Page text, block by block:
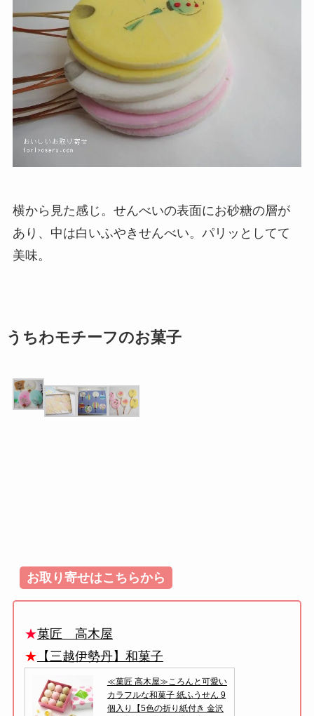
横から見た感じ。せんべいの表面にお砂糖の層が
あり、中は白いふやきせんべい。パリッとしてて
美味。
うちわモチーフのお菓子
お取り寄せはこちらから
★菓匠 高木屋
★ 【三越伊勢丹】和菓子
≪菓匠 高木屋≫ころんと可愛い
カラフルな和菓子 紙ふうせん 9
個入り【5色の折り紙付き 金沢